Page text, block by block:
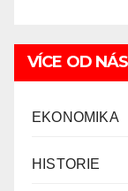
VÍCE OD NÁS
EKONOMIKA
HISTORIE